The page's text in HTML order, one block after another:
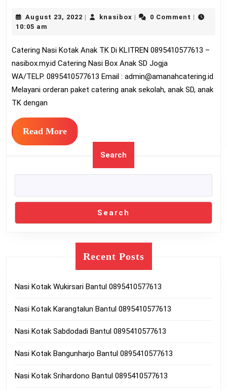
Kotak
TK
August 23, 2022 Augustknasiboxknasibox0 Comment
10:05 am
Catering Nasi Kotak Anak TK Di KLITREN 0895410577613 –
nasibox.my.id Catering Nasi Box Anak SD Jogja
WA/TELP. 0895410577613 Email : admin@amanahcatering.id
Melayani orderan paket catering anak sekolah, anak SD, anak
TK dengan
Read MoreRead
More
Search
Search
Recent Posts
Nasi Kotak Wukirsari Bantul 0895410577613
Nasi Kotak Karangtalun Bantul 0895410577613
Nasi Kotak Sabdodadi Bantul 0895410577613
Nasi Kotak Bangunharjo Bantul 0895410577613
Nasi Kotak Srihardono Bantul 0895410577613